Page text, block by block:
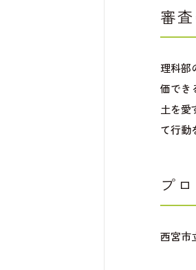
審
理科部
価でき
土を愛
て行動
プ
西宮市